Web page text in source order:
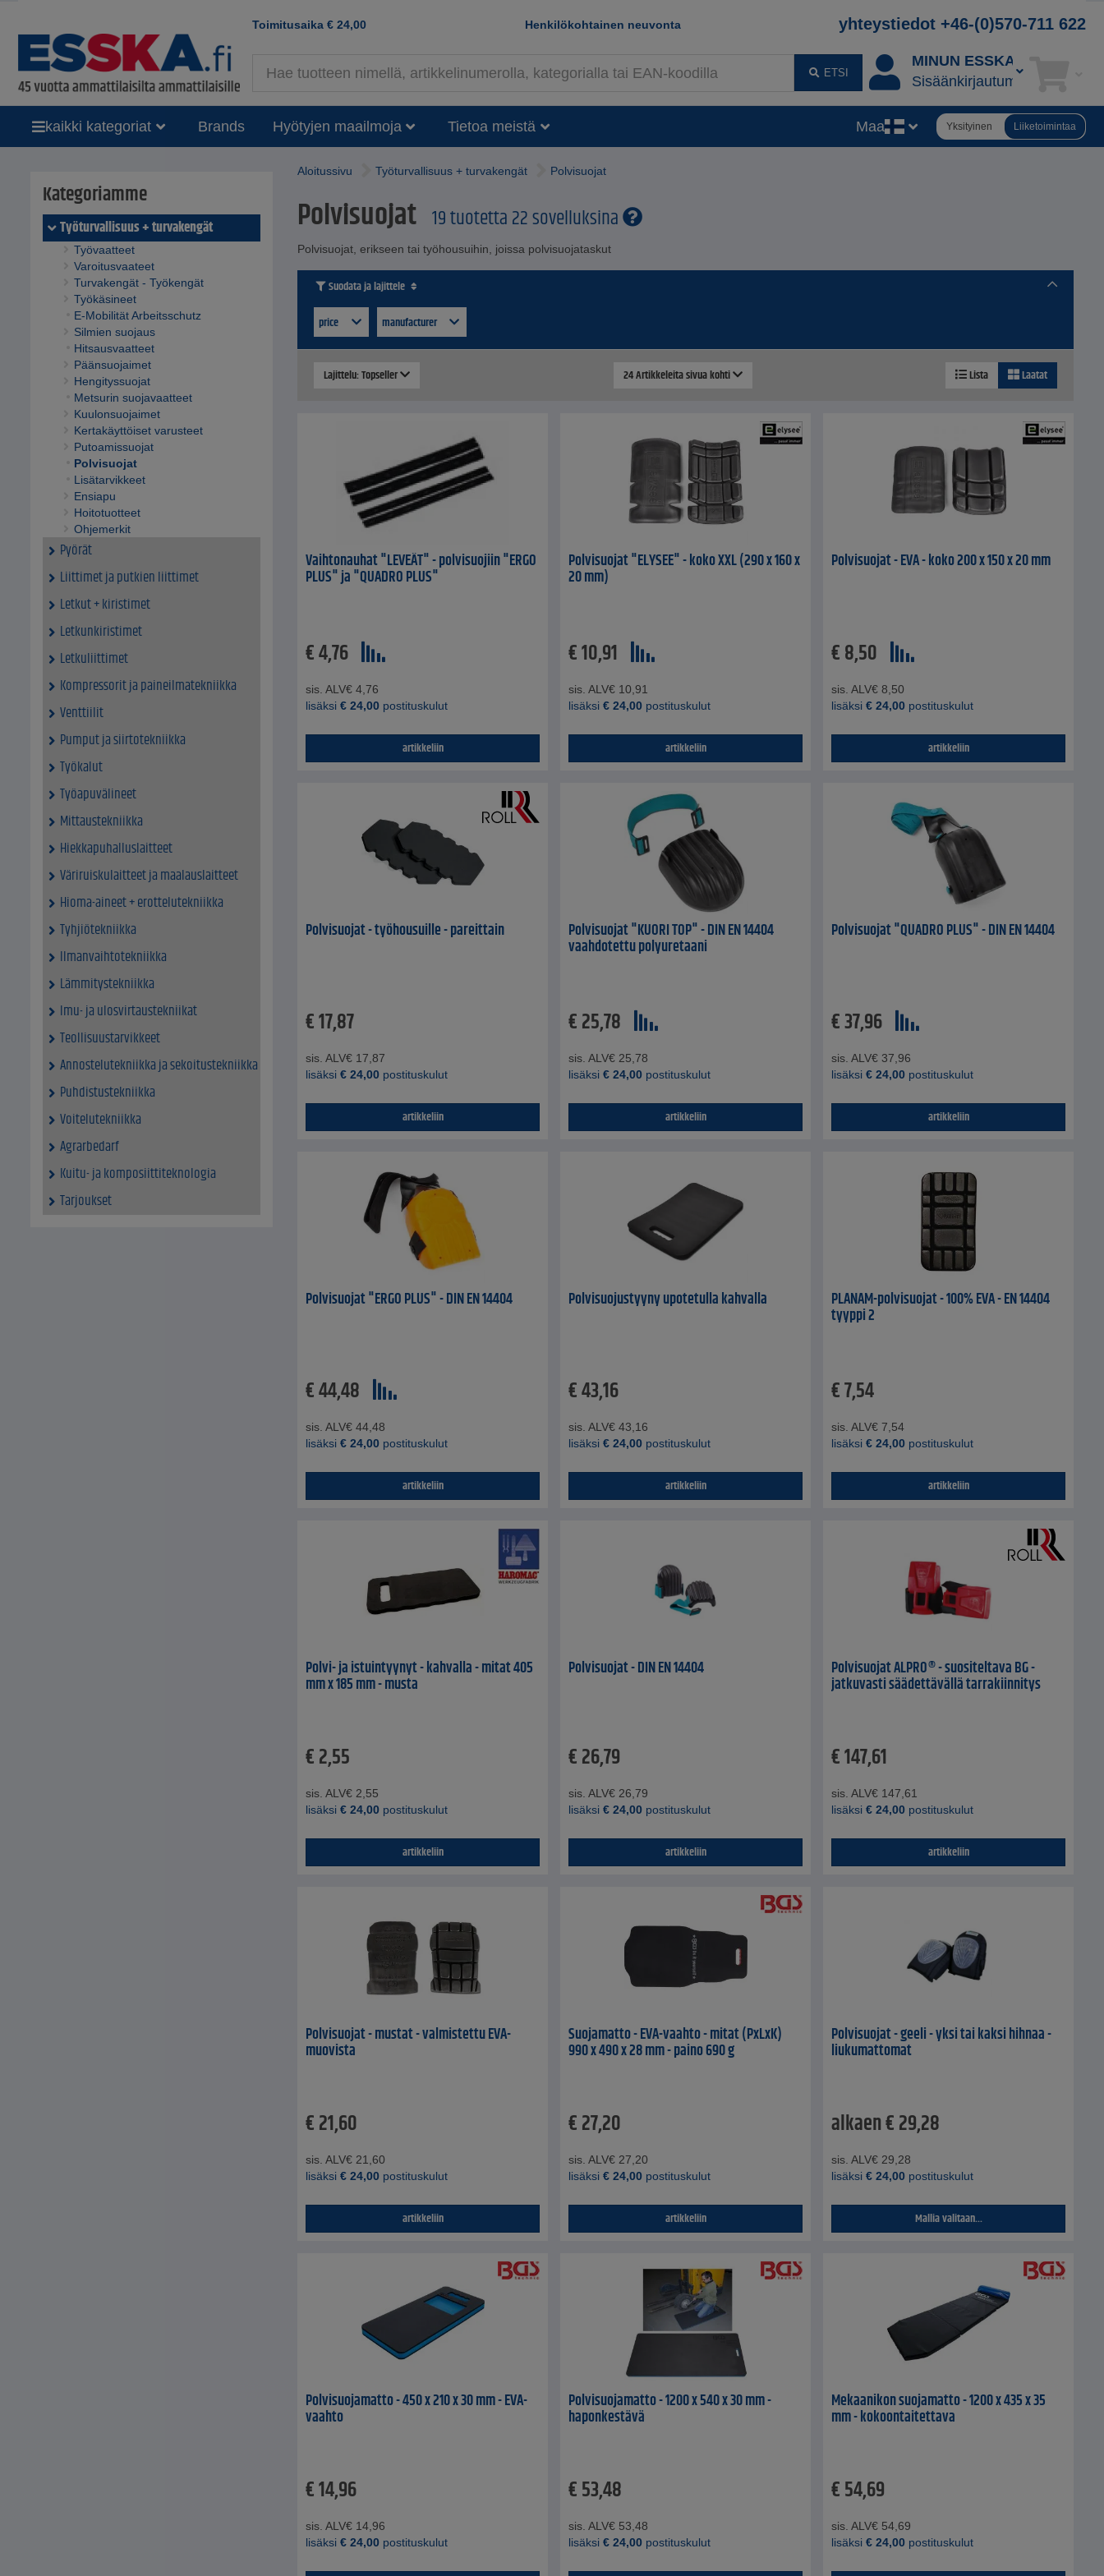
Toimitusaika € 24,00 Henkilökohtainen neuvonta yhteystiedot +46-(0)570-711 622
ETSI
MINUN ESSKANI
Sisäänkirjautuminen
kaikki kategoriat Brands Hyötyjen maailmoja Tietoa meistä Maa Yksityinen Liiketoimintaa
Kategoriamme
Työturvallisuus + turvakengät
Työvaatteet
Varoitusvaateet
Turvakengät - Työkengät
Työkäsineet
E-Mobilität Arbeitsschutz
Silmien suojaus
Hitsausvaatteet
Päänsuojaimet
Hengityssuojat
Metsurin suojavaatteet
Kuulonsuojaimet
Kertakäyttöiset varusteet
Putoamissuojat
Polvisuojat
Lisätarvikkeet
Ensiapu
Hoitotuotteet
Ohjemerkit
Pyörät
Liittimet ja putkien liittimet
Letkut + kiristimet
Letkunkiristimet
Letkuliittimet
Kompressorit ja paineilmatekniikka
Venttiilit
Pumput ja siirtotekniikka
Työkalut
Työapuvälineet
Mittaustekniikka
Hiekkapuhalluslaitteet
Väriruiskulaitteet ja maalauslaitteet
Hioma-aineet + erottelutekniikka
Tyhjiötekniikka
Ilmanvaihtotekniikka
Lämmitystekniikka
Imu- ja ulosvirtaustekniikat
Teollisuustarvikkeet
Annostelutekniikka ja sekoitustekniikka
Puhdistustekniikka
Voitelutekniikka
Agrarbedarf
Kuitu- ja komposiittiteknologia
Tarjoukset
Aloitussivu Työturvallisuus + turvakengät Polvisuojat
Polvisuojat 19 tuotetta 22 sovelluksina
Polvisuojat, erikseen tai työhousuihin, joissa polvisuojataskut
Suodata ja lajittele
price
manufacturer
Lajittelu: Topseller 24 Artikkeleita sivua kohti Lista Laatat
Vaihtonauhat "LEVEÄT" - polvisuojiin "ERGO
PLUS" ja "QUADRO PLUS"
€4,76
sis. ALV€ 4,76
lisäksi € 24,00 postituskulut
artikkeliin
Polvisuojat "ELYSEE" - koko XXL (290 x 160 x
20 mm)
€10,91
sis. ALV€ 10,91
lisäksi € 24,00 postituskulut
artikkeliin
Polvisuojat - EVA - koko 200 x 150 x 20 mm
€8,50
sis. ALV€ 8,50
lisäksi € 24,00 postituskulut
artikkeliin
Polvisuojat - työhousuille - pareittain
€17,87
sis. ALV€ 17,87
lisäksi € 24,00 postituskulut
artikkeliin
Polvisuojat "KUORI TOP" - DIN EN 14404
vaahdotettu polyuretaani
€25,78
sis. ALV€ 25,78
lisäksi € 24,00 postituskulut
artikkeliin
Polvisuojat "QUADRO PLUS" - DIN EN 14404
€37,96
sis. ALV€ 37,96
lisäksi € 24,00 postituskulut
artikkeliin
Polvisuojat "ERGO PLUS" - DIN EN 14404
€44,48
sis. ALV€ 44,48
lisäksi € 24,00 postituskulut
artikkeliin
Polvisuojustyyny upotetulla kahvalla
€43,16
sis. ALV€ 43,16
lisäksi € 24,00 postituskulut
artikkeliin
PLANAM-polvisuojat - 100% EVA - EN 14404
tyyppi 2
€7,54
sis. ALV€ 7,54
lisäksi € 24,00 postituskulut
artikkeliin
Polvi- ja istuintyynyt - kahvalla - mitat 405
mm x 185 mm - musta
€2,55
sis. ALV€ 2,55
lisäksi € 24,00 postituskulut
artikkeliin
Polvisuojat - DIN EN 14404
€26,79
sis. ALV€ 26,79
lisäksi € 24,00 postituskulut
artikkeliin
Polvisuojat ALPRO® - suositeltava BG -
jatkuvasti säädettävällä tarrakiinnitys
€147,61
sis. ALV€ 147,61
lisäksi € 24,00 postituskulut
artikkeliin
Polvisuojat - mustat - valmistettu EVA-
muovista
€21,60
sis. ALV€ 21,60
lisäksi € 24,00 postituskulut
artikkeliin
Suojamatto - EVA-vaahto - mitat (PxLxK)
990 x 490 x 28 mm - paino 690 g
€27,20
sis. ALV€ 27,20
lisäksi € 24,00 postituskulut
artikkeliin
Polvisuojat - geeli - yksi tai kaksi hihnaa -
liukumattomat
alkaen€29,28
sis. ALV€ 29,28
lisäksi € 24,00 postituskulut
Mallia valitaan...
Polvisuojamatto - 450 x 210 x 30 mm - EVA-
vaahto
€14,96
sis. ALV€ 14,96
lisäksi € 24,00 postituskulut
Polvisuojamatto - 1200 x 540 x 30 mm -
haponkestävä
€53,48
sis. ALV€ 53,48
lisäksi € 24,00 postituskulut
Mekaanikon suojamatto - 1200 x 435 x 35
mm - kokoontaitettava
€54,69
sis. ALV€ 54,69
lisäksi € 24,00 postituskulut